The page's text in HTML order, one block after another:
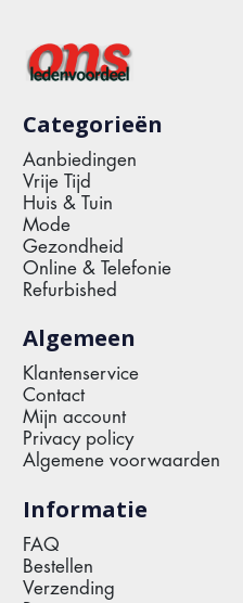
Categorieën
Aanbiedingen
Vrije Tijd
Huis & Tuin
Mode
Gezondheid
Online & Telefonie
Refurbished
Algemeen
Klantenservice
Contact
Mijn account
Privacy policy
Algemene voorwaarden
Informatie
FAQ
Bestellen
Verzending